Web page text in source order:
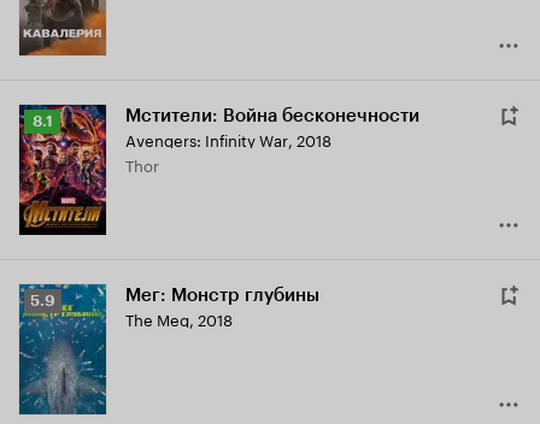
Рейтинг
Кинопоиска
8.1
8.1 Мстители: Война бесконечности
Avengers: Infinity War, 2018
Thor
Рейтинг
Кинопоиска
5.9
5.9 Мег: Монстр глубины
The Meg, 2018